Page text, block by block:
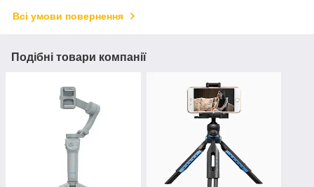
Всі умови повернення
Подібні товари компанії